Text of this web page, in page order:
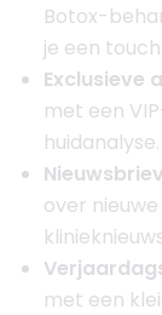
Botox-
je een
Exclusieve
met een
huidanalyse.
over
met een